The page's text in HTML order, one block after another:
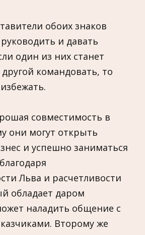
обоих знаков
и давать
один из них станет
командовать, то
совместимость в
они могут открыть
и успешно заниматься
Льва и расчетливости
обладает даром
наладить общение с
Второму же